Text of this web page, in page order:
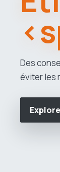
Des
éviter les